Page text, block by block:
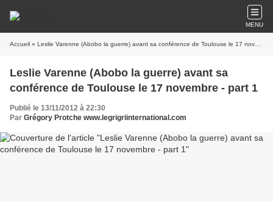
MENU
Accueil » Leslie Varenne (Abobo la guerre) avant sa conférence de Toulouse le 17 novembre - part 1
Leslie Varenne (Abobo la guerre) avant sa
conférence de Toulouse le 17 novembre - part 1
Publié le 13/11/2012 à 22:30
Par Grégory Protche www.legrigriinternational.com